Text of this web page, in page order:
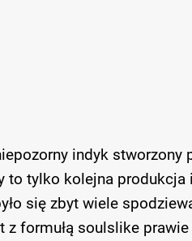
indyk stworzony
to tylko kolejna produkcja
się zbyt wiele
z formułą soulslike